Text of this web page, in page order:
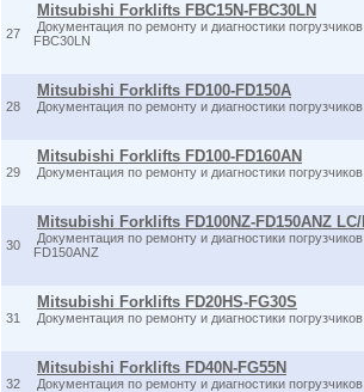
27
Mitsubishi Forklifts FBC15N-FBC30LN
Документация по ремонту и диагностики
FBC30LN
28
Mitsubishi Forklifts FD100-FD150A
Документация по ремонту и диагностики
29
Mitsubishi Forklifts FD100-FD160AN
Документация по ремонту и диагностики
30
Mitsubishi Forklifts FD100NZ-FD150ANZ LC/
Документация по ремонту и диагностики
FD150ANZ
31
Mitsubishi Forklifts FD20HS-FG30S
Документация по ремонту и диагностики
32
Mitsubishi Forklifts FD40N-FG55N
Документация по ремонту и диагностики